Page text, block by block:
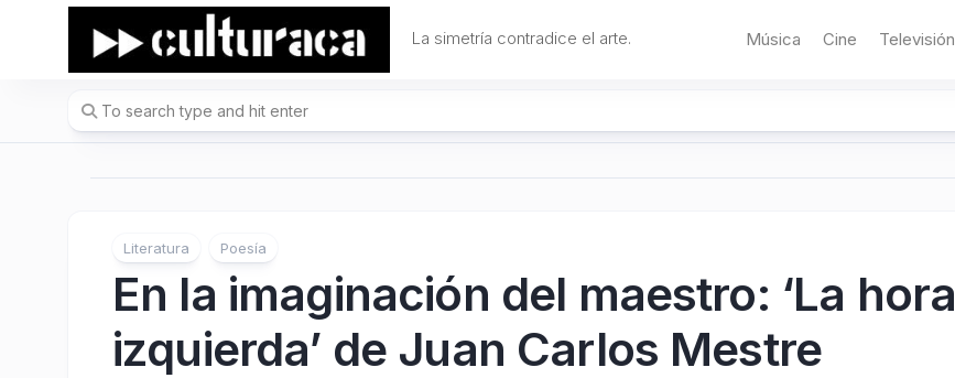
La simetría contradice el arte. Música Cine Televisión
Literatura Poesía
En la imaginación del maestro: ‘La hora
izquierda’ de Juan Carlos Mestre